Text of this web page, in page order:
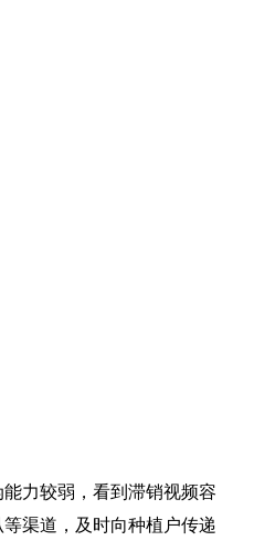
力较弱，看到滞销视频容
渠道，及时向种植户传递